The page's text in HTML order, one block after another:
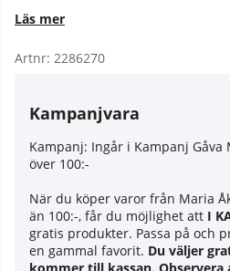
Läs mer
Artnr: 2286270
Kampanjvara
Kampanj: Ingår i Kampanj Gåva
över 100:-
När du köper varor från Maria
än 100:-, får du möjlighet att I
gratis produkter. Passa på och
en gammal favorit. Du väljer